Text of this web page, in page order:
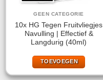
GEEN CATEGORIE
10x HG Tegen Fruitvliegjes
Navulling | Effectief &
Langdurig (40ml)
TOEVOEGEN